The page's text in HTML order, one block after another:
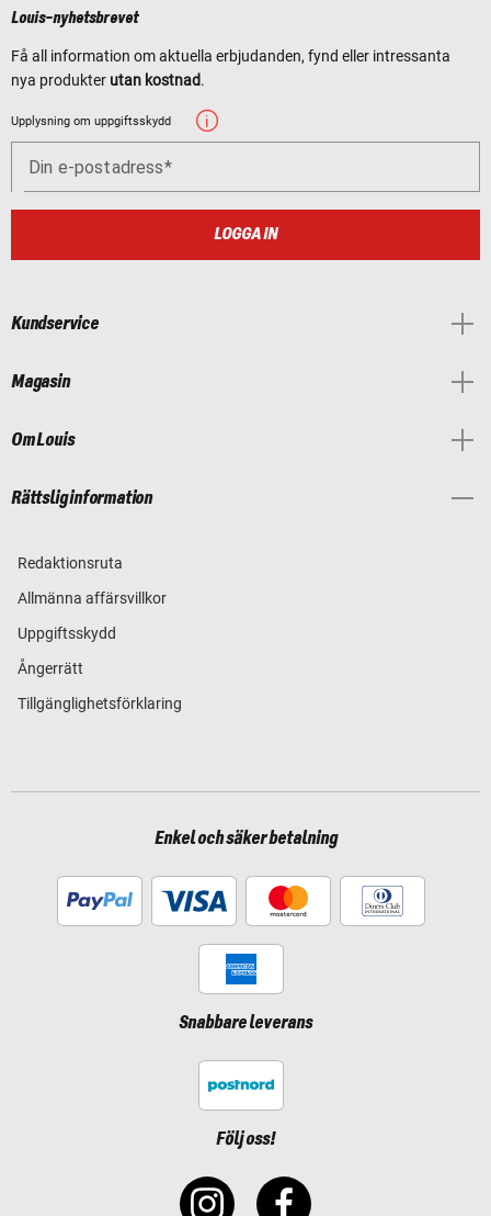
Louis-nyhetsbrevet
Få all information om aktuella erbjudanden, fynd eller intressanta
nya produkter utan kostnad.
Upplysning om uppgiftsskydd
Din e-postadress
LOGGA IN
Kundservice
Magasin
Om Louis
Rättslig information
Redaktionsruta
Allmänna affärsvillkor
Uppgiftsskydd
Ångerrätt
Tillgänglighetsförklaring
Enkel och säker betalning
Snabbare leverans
Följ oss!